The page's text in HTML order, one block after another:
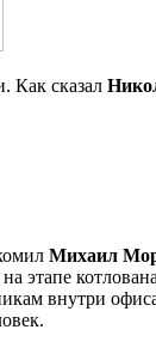
Как сказал
Михаил
этапе
внутри